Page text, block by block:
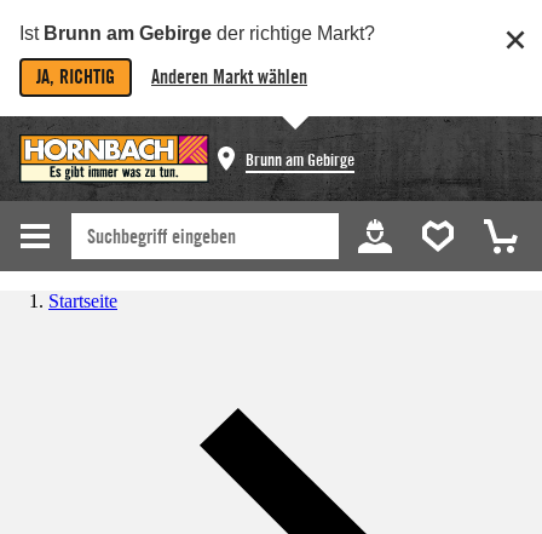
Ist Brunn am Gebirge der richtige Markt?
JA, RICHTIG Anderen Markt wählen
Brunn am Gebirge
Startseite